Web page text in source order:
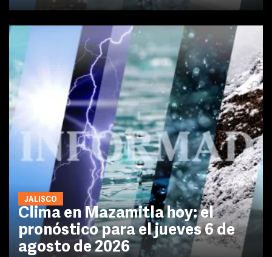
JALISCO
Clima en Mazamitla hoy: el
pronóstico para el jueves 6 de
agosto de 2026